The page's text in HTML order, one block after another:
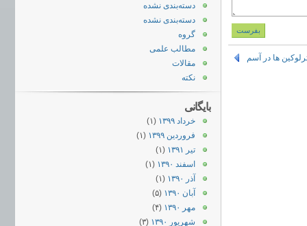
ها در آسم
دسته‌بندی نشده
دسته‌بندی نشده
گروه
مطالب علمی
مقالات
نکته
بایگانی
خرداد ۱۳۹۹
(۱)
فروردین ۱۳۹۹
(۱)
تیر ۱۳۹۱
(۱)
اسفند ۱۳۹۰
(۱)
آذر ۱۳۹۰
(۱)
آبان ۱۳۹۰
(۵)
مهر ۱۳۹۰
(۴)
شهریور ۱۳۹۰
(۳)